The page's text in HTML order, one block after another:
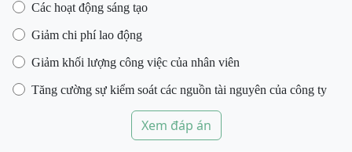
Các hoạt động sáng tạo
Giảm chi phí lao động
Giảm khối lượng công việc của nhân viên
Tăng cường sự kiểm soát các nguồn tài nguyên của công ty
Xem đáp án